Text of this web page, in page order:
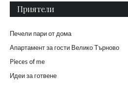
Приятели
Печели пари от дома
Апартамент за гости Велико Търново
Pieces of me
Идеи за готвене